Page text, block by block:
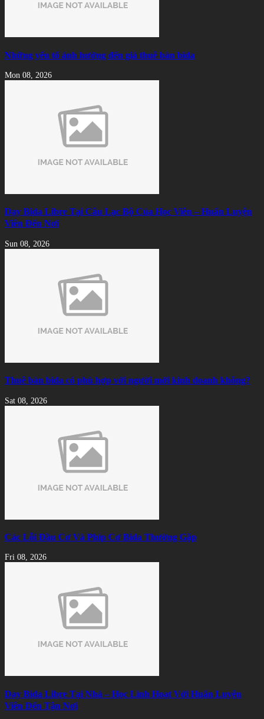
Những yếu tố ảnh hưởng đến giá thuê bàn bida
Mon 08, 2026
Dạy Bida Libre Tại Câu Lạc Bộ Của Học Viên – Huấn Luyện
Viên Đến Nơi
Sun 08, 2026
Thuê bàn bida có phù hợp với người mới kinh doanh không?
Sat 08, 2026
Các Lỗi Đầu Cơ Và Phíp Cơ Bida Thường Gặp
Fri 08, 2026
Dạy Bida Libre Tại Nhà – Học Linh Hoạt Với Huấn Luyện
Viên Đến Tận Nơi